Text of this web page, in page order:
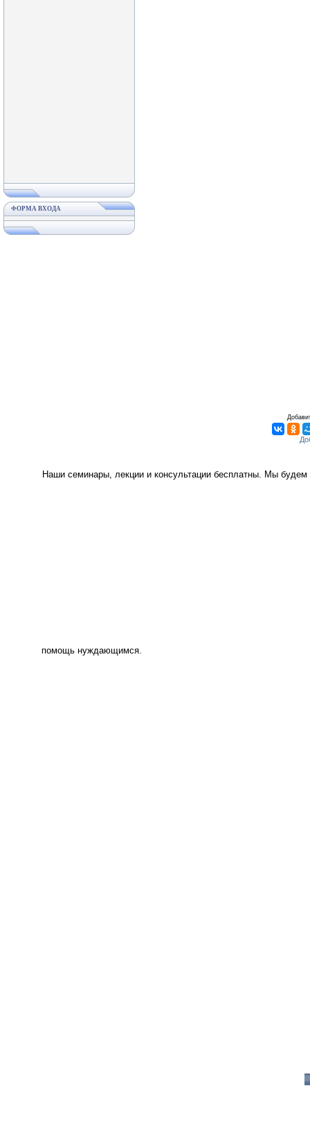
ФОРМА ВХОДА
Наши семинары, лекции и консультации бесплатны. Мы
помощь нуждающимся.